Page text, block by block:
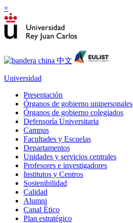
×
Universidad
Presentación
Órganos de gobierno unipersonales
Órganos de gobierno colegiados
Defensoría Universitaria
Campus
Facultades y Escuelas
Departamentos
Unidades y servicios centrales
Profesores e investigadores
Institutos y Centros
Sostenibilidad
Calidad
Alumni
Canal Ético
Plan estratégico